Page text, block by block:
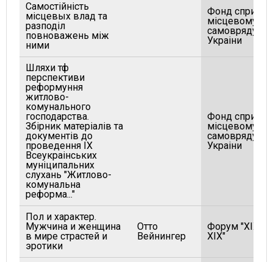
Самостiйнiсть
мiсцевых влад та
разподiл
повноважень мiж
ними
Фонд
мiсцевому
Украiни
Шляхи тф
перспективи
реформуння
житлово-
комунального
господарства.
Збiрник матерiалiв та
документiв до
проведення IX
Всеукраiнських
мунiципальних
слухань "Житлово-
комунальна
реформа..."
Фонд
мiсцевому
Украiни
Пол и характер.
Мужчина и женщина
в мире страстей и
эротики
Отто
Вейнингер
Форум "XIX-
XIX"